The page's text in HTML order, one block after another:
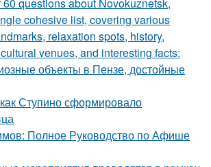
cohesive list, covering various
relaxation spots, history,
venues, and interesting facts:
объекты в Пензе, достойные
Ступино сформировало
Полное Руководство по Афише